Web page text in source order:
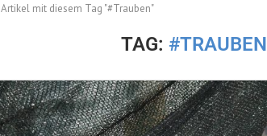
Artikel mit diesem Tag "#Trauben"
TAG:#TRAUBEN